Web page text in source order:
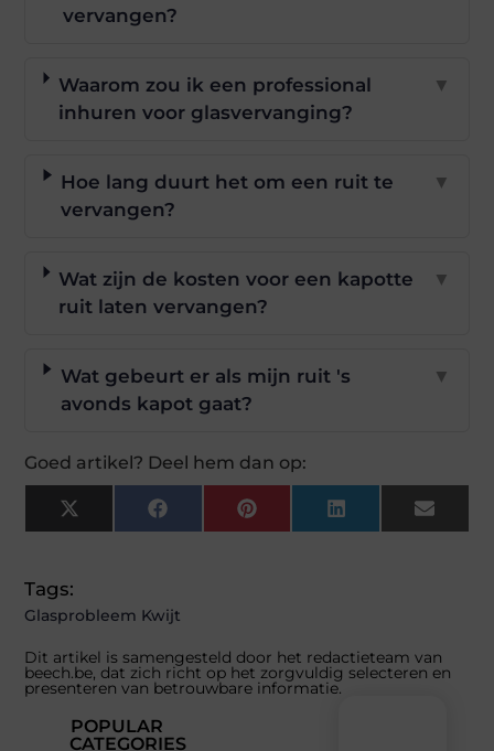
vervangen?
Waarom zou ik een professional
inhuren voor glasvervanging?
▼
Hoe lang duurt het om een ruit te
vervangen?
▼
Wat zijn de kosten voor een kapotte
ruit laten vervangen?
▼
Wat gebeurt er als mijn ruit 's
avonds kapot gaat?
▼
Goed artikel? Deel hem dan op:
X
(Twitter)
FacebookPinterestLinkedInEmail
Tags:
Glasprobleem Kwijt
Dit artikel is samengesteld door het redactieteam van
beech.be, dat zich richt op het zorgvuldig selecteren en
presenteren van betrouwbare informatie.
POPULAR
CATEGORIES